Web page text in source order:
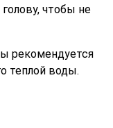
чтобы не
рекомендуется
теплой воды.